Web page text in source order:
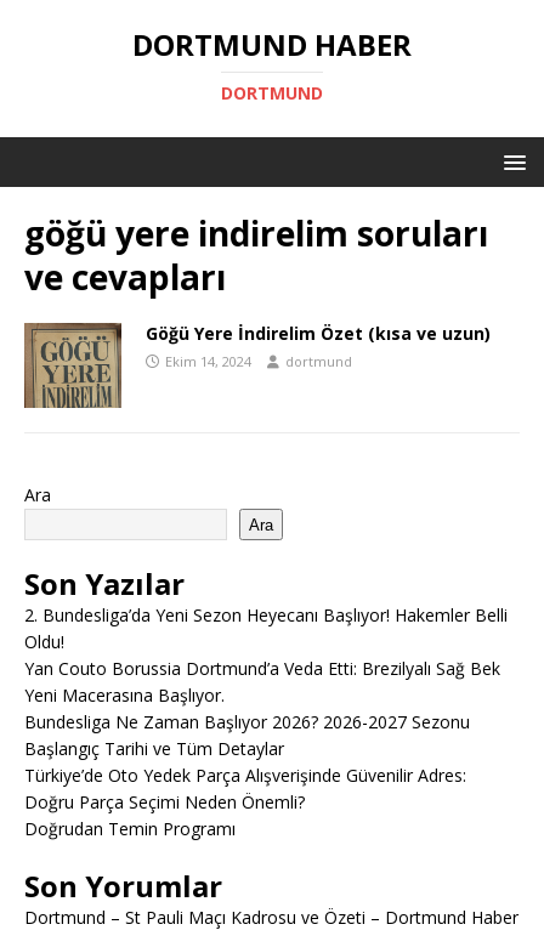
DORTMUND HABER
DORTMUND
göğü yere indirelim soruları
ve cevapları
Göğü Yere İndirelim Özet (kısa ve uzun)
Ekim 14, 2024 dortmund
Ara
Ara
Son Yazılar
2. Bundesliga’da Yeni Sezon Heyecanı Başlıyor! Hakemler Belli
Oldu!
Yan Couto Borussia Dortmund’a Veda Etti: Brezilyalı Sağ Bek
Yeni Macerasına Başlıyor.
Bundesliga Ne Zaman Başlıyor 2026? 2026-2027 Sezonu
Başlangıç Tarihi ve Tüm Detaylar
Türkiye’de Oto Yedek Parça Alışverişinde Güvenilir Adres:
Doğru Parça Seçimi Neden Önemli?
Doğrudan Temin Programı
Son Yorumlar
Dortmund – St Pauli Maçı Kadrosu ve Özeti – Dortmund Haber